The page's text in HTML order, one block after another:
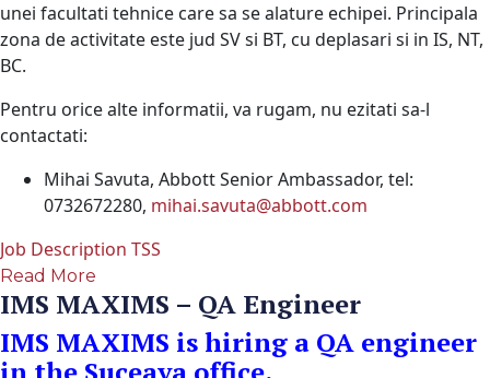
unei facultati tehnice care sa se alature echipei. Principala
zona de activitate este jud SV si BT, cu deplasari si in IS, NT,
BC.
Pentru orice alte informatii, va rugam, nu ezitati sa-l
contactati:
Mihai Savuta, Abbott Senior Ambassador, tel:
0732672280, mihai.savuta@abbott.com
Job Description TSS
Read More
IMS MAXIMS – QA Engineer
IMS MAXIMS is hiring a QA engineer